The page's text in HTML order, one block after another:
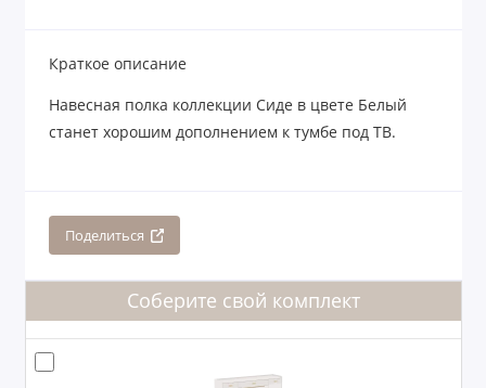
Краткое описание
Навесная полка коллекции Сиде в цвете Белый
станет хорошим дополнением к тумбе под ТВ.
Поделиться
Соберите свой комплект